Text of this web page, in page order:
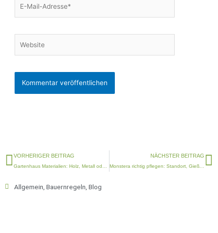
Mail-
Zurück
VORHERIGER BEITRAG NÄCHSTER BEITRAG
Monstera richtig pflegen: Standort, Gießen und typische Probleme
Allgemein Bauernregeln Blog